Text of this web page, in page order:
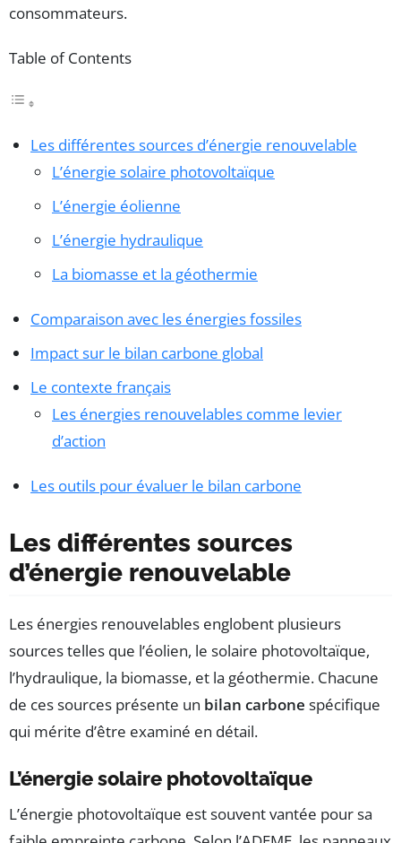
consommateurs.
Table of Contents
Les différentes sources d’énergie renouvelable
L’énergie solaire photovoltaïque
L’énergie éolienne
L’énergie hydraulique
La biomasse et la géothermie
Comparaison avec les énergies fossiles
Impact sur le bilan carbone global
Le contexte français
Les énergies renouvelables comme levier
d’action
Les outils pour évaluer le bilan carbone
Les différentes sources
d’énergie renouvelable
Les énergies renouvelables englobent plusieurs
sources telles que l’éolien, le solaire photovoltaïque,
l’hydraulique, la biomasse, et la géothermie. Chacune
de ces sources présente un bilan carbone spécifique
qui mérite d’être examiné en détail.
L’énergie solaire photovoltaïque
L’énergie photovoltaïque est souvent vantée pour sa